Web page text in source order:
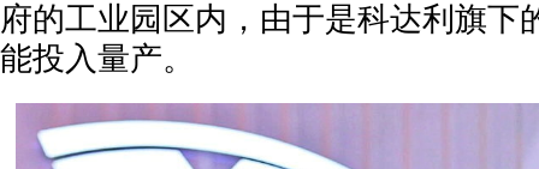
府的工业园区内，由于是科达利旗下
能投入量产。